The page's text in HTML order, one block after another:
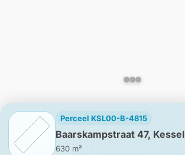
Perceel KSL00-B-4815
Baarskampstraat 47, Kessel
630 m²